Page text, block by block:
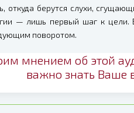
откуда берутся слухи,
— лишь первый шаг к цели.
поворотом.
мнением об этой
важно знать Ваше